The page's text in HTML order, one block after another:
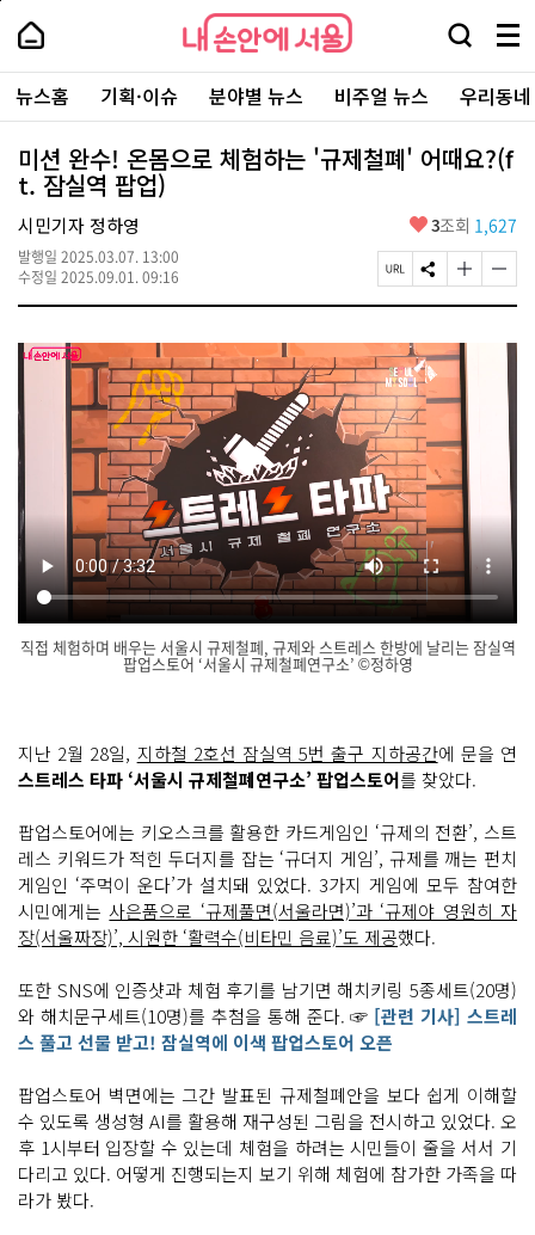
본
로
가
내
손
안
에
서
울
-
서
울
시
대
표
소
통
포
내
손
에
울
검
창
열
기
메
뉴
전
체
보
기
주
요
서
뉴스홈 기획·이슈 분야별 뉴스 비주얼 뉴스 우리동
미션 완수! 온몸으로 체험하는 '규제철폐' 어때요?(f
t. 잠실역 팝업)
시민기자 정하영
발행일 2025.03.07. 13:00
수정일 2025.09.01. 09:16
좋
요
3조회 1,627
페
이
U
R
L
복
사
S
N
공
유
하
기
글
자
기
크
게
변
경
하
기
글
자
기
작
게
변
경
하
기
직접 체험하며 배우는 서울시 규제철폐, 규제와 스트레스 한방에 날리는 잠실역
팝업스토어 ‘서울시 규제철폐연구소’ ©정하영
스 타
파
서
제 철
폐 연
구
소
지
난 2
월 2
8
하
철 2
호
선 잠
실
구 지
하
공
간
에 문
을 연
스
트
지난 2월 28일, 지하철 2호선 잠실역 5번 출구 지하공간에 문을 연
스트레스 타파 ‘서울시 규제철폐연구소’ 팝업스토어를 찾았다.
팝업스토어에는 키오스크를 활용한 카드게임인 ‘규제의 전환’, 스트
레스 키워드가 적힌 두더지를 잡는 ‘규더지 게임’, 규제를 깨는 펀치
게임인 ‘주먹이 운다’가 설치돼 있었다. 3가지 게임에 모두 참여한
시민에게는사은품으로 ‘규제풀면(서울라면)’과 ‘규제야 영원히 자
장(서울짜장)’, 시원한 ‘활력수(비타민 음료)’도 제공했다.
또한 SNS에 인증샷과 체험 후기를 남기면 해치키링 5종세트(20명)
와 해치문구세트(10명)를 추첨을 통해 준다. ☞ [관련 기사] 스트레
스 풀고 선물 받고! 잠실역에 이색 팝업스토어 오픈
팝업스토어 벽면에는 그간 발표된 규제철폐안을 보다 쉽게 이해할
수 있도록 생성형 AI를 활용해 재구성된 그림을 전시하고 있었다. 오
후 1시부터 입장할 수 있는데 체험을 하려는 시민들이 줄을 서서 기
다리고 있다. 어떻게 진행되는지 보기 위해 체험에 참가한 가족을 따
라가 봤다.
페
상
단
로